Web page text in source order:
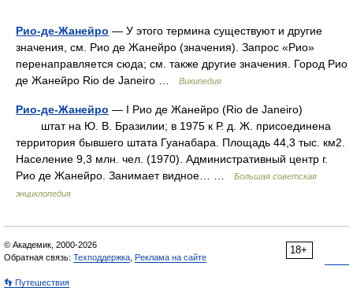
Рио-де-Жанейро — У этого термина существуют и другие
значения, см. Рио де Жанейро (значения). Запрос «Рио»
перенаправляется сюда; см. также другие значения. Город Рио
де Жанейро Rio de Janeiro …
Википедия
Рио-де-Жанейро — I Рио де Жанейро (Rio de Janeiro)
штат на Ю. В. Бразилии; в 1975 к Р. д. Ж. присоединена
территория бывшего штата Гуанабара. Площадь 44,3 тыс. км2.
Население 9,3 млн. чел. (1970). Административный центр г.
Рио де Жанейро. Занимает видное… …
Большая советская
энциклопедия
18+
© Академик, 2000-2026
Обратная связь: Техподдержка Реклама на сайте
👣 Путешествия